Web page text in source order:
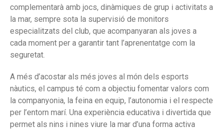
complementarà amb jocs, dinàmiques de grup i activitats a
la mar, sempre sota la supervisió de monitors
especialitzats del club, que acompanyaran als joves a
cada moment per a garantir tant l’aprenentatge com la
seguretat.
A més d’acostar als més joves al món dels esports
nàutics, el campus té com a objectiu fomentar valors com
la companyonia, la feina en equip, l’autonomia i el respecte
per l’entorn marí. Una experiència educativa i divertida que
permet als nins i nines viure la mar d’una forma activa